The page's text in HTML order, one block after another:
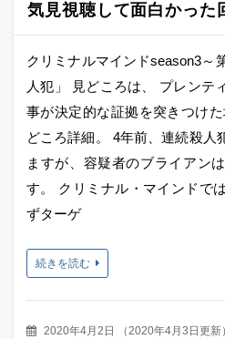
気見視聴して面白かった
クリミナルマインドseason3～
人犯」 見どころは、 プレンテ
事が決定的な証拠を突きつけ
どころ詳細。 4年前、連続殺人
ますが、容疑者のブライアン
す。 クリミナル・マインドで
ずターゲ
続きを読む
2020年4月2日 （2020年4月3日更新）